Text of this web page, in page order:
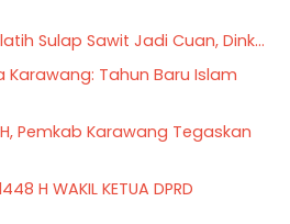
Sulap Sawit Jadi Cuan, Dink...
Karawang: Tahun Baru Islam
Pemkab Karawang Tegaskan
H WAKIL KETUA DPRD